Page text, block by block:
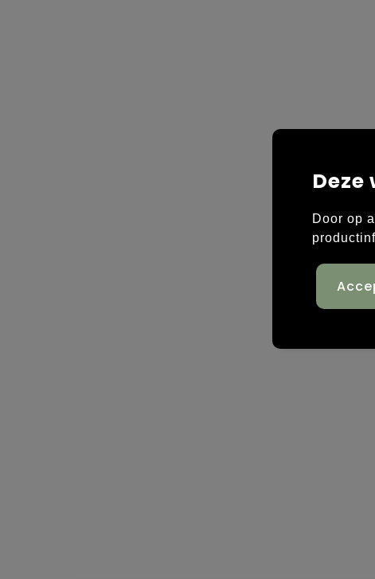
Door op